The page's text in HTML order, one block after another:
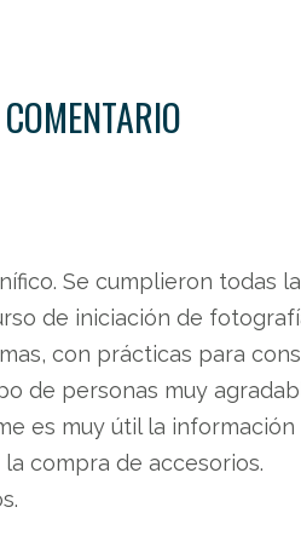
Se cumplieron todas
de iniciación de
con prácticas para
de personas muy
es muy útil la
compra de accesorios.